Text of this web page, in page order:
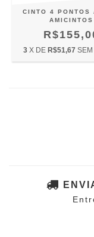
CINTO 4 PONTOS
AMICINTOS
3 X DE R$51,67